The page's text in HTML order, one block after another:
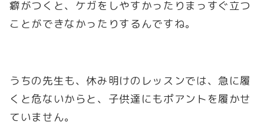
癖がつくと、ケガをしやすかったりまっすぐ立つ
ことができなかったりするんですね。
うちの先生も、休み明けのレッスンでは、急に履
くと危ないからと、子供達にもポアントを履かせ
ていません。